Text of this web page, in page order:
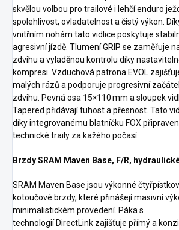
skvělou volbou pro trailové i lehčí enduro
spolehlivost, ovladatelnost a čistý výkon.
vnitřním nohám tato vidlice poskytuje
agresivní jízdě. Tlumení GRIP se zaměřuje
zdvihu a vyladěnou kontrolu díky
kompresi. Vzduchová patrona EVOL
malých rázů a podporuje progresivní
zdvihu. Pevná osa 15×110 mm a sloupek
Tapered přidávají tuhost a přesnost. Tato
díky integrovanému blatníčku FOX
technické traily za kažého počasí.
Brzdy SRAM Maven Base, F/R,
SRAM Maven Base jsou výkonné
kotoučové brzdy, které přinášejí masivní
minimalistickém provedení. Páka s
technologií DirectLink zajišťuje přímý a